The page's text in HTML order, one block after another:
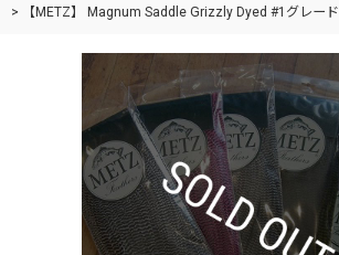
>
【METZ】 Magnum Saddle Grizzly Dyed #1グレード